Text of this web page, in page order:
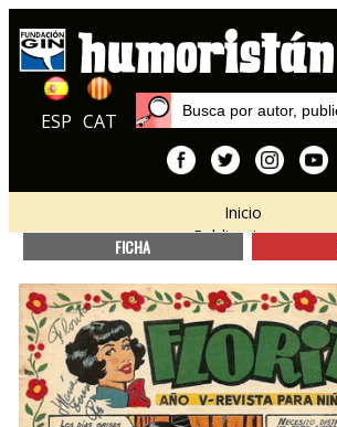
ESP CAT
Inicio
Publicaciones
FICHA